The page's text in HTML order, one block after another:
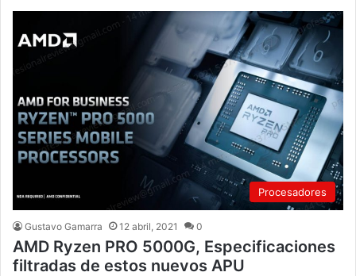
Procesadores
Gustavo Gamarra 12 abril, 2021 0
AMD Ryzen PRO 5000G, Especificaciones
filtradas de estos nuevos APU